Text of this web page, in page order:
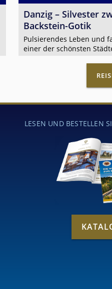
Danzig – Silvester
Backstein-Gotik
Pulsierendes Leben und
einer der schönsten
LESEN UND BESTELLEN